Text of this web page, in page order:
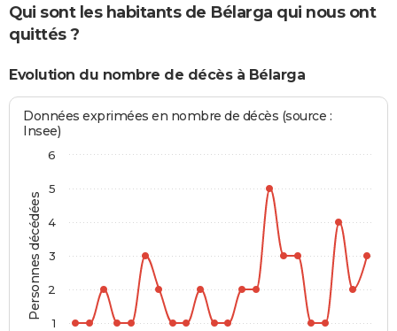
Qui sont les habitants de Bélarga qui nous ont
quittés ?
Evolution du nombre de décès à Bélarga
Personnes décédées
Données exprimées en nombre de décès (source :
Insee)
1
2
3
4
5
6